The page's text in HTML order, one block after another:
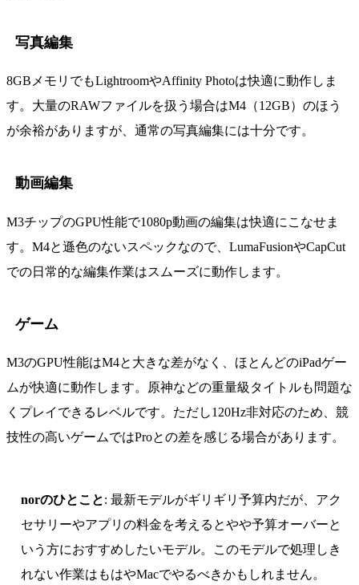
写真編集
8GBメモリでもLightroomやAffinity Photoは快適に動作しま
す。大量のRAWファイルを扱う場合はM4（12GB）のほう
が余裕がありますが、通常の写真編集には十分です。
動画編集
M3チップのGPU性能で1080p動画の編集は快適にこなせま
す。M4と遜色のないスペックなので、LumaFusionやCapCut
での日常的な編集作業はスムーズに動作します。
ゲーム
M3のGPU性能はM4と大きな差がなく、ほとんどのiPadゲー
ムが快適に動作します。原神などの重量級タイトルも問題な
くプレイできるレベルです。ただし120Hz非対応のため、競
技性の高いゲームではProとの差を感じる場合があります。
norのひとこと: 最新モデルがギリギリ予算内だが、アク
セサリーやアプリの料金を考えるとやや予算オーバーと
いう方におすすめしたいモデル。このモデルで処理しき
れない作業はもはやMacでやるべきかもしれません。